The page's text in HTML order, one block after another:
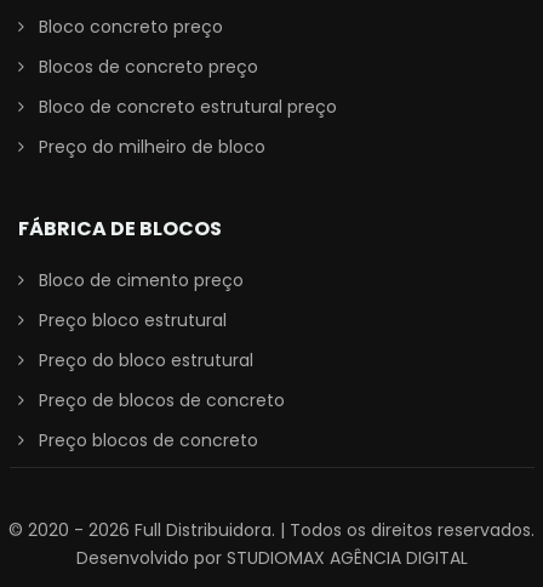
Bloco concreto preço
Blocos de concreto preço
Bloco de concreto estrutural preço
Preço do milheiro de bloco
FÁBRICA DE BLOCOS
Bloco de cimento preço
Preço bloco estrutural
Preço do bloco estrutural
Preço de blocos de concreto
Preço blocos de concreto
© 2020 - 2026 Full Distribuidora. | Todos os direitos reservados.
Desenvolvido por STUDIOMAX AGÊNCIA DIGITAL